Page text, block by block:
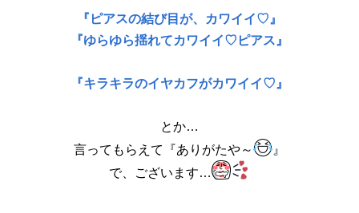
『ピアスの結び目が、カワイイ♡』
『ゆらゆら揺れてカワイイ♡ピアス』
『キラキラのイヤカフがカワイイ♡』
とか…
言ってもらえて『ありがたや～
』
で、ございます…